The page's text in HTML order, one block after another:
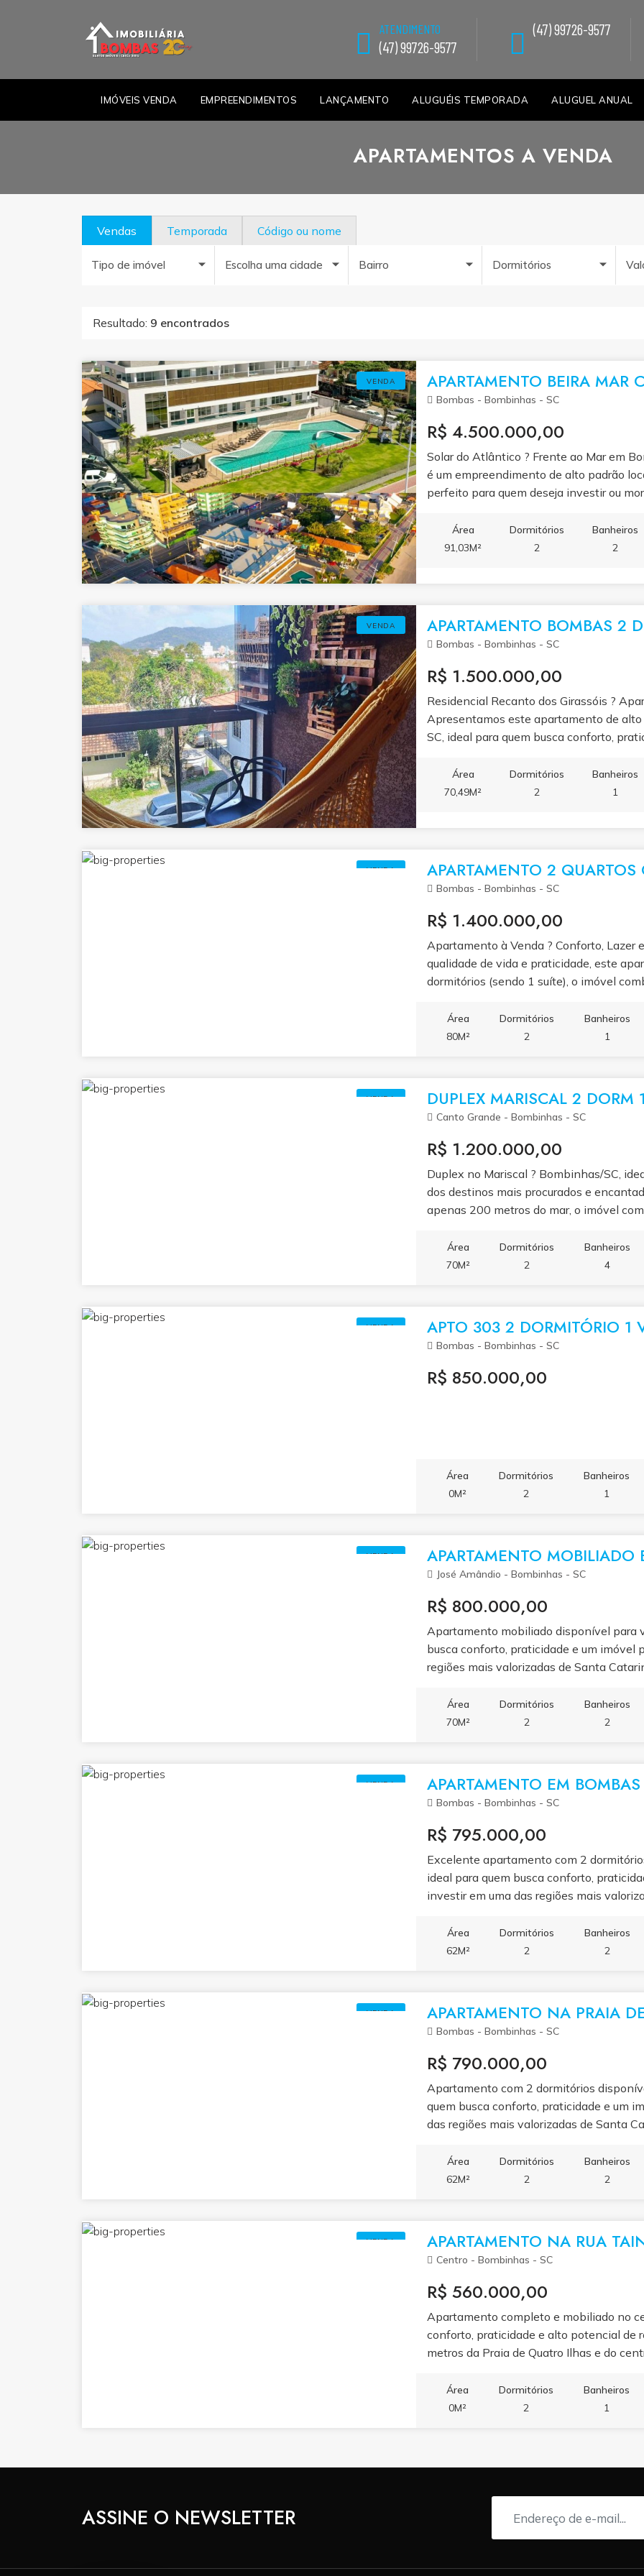
ATENDIMENTO
(47) 99726-9577
(47) 99726-9577
IMÓVEIS VENDA EMPREENDIMENTOS LANÇAMENTO ALUGUÉIS TEMPORADA ALUGUEL ANUAL
APARTAMENTOS A VENDA
Vendas Temporada Código ou nome
Tipo de imóvel Escolha uma cidade Bairro Dormitórios
Resultado: 9 encontrados
VENDA APARTAMENTO BEIRA MAR
Bombas - Bombinhas - SC
R$ 4.500.000,00
Solar do Atlântico ? Frente ao Mar em
é um empreendimento de alto padrão
perfeito para quem deseja investir ou
mar, este imóvel une conforto,
mar Piscinas Adulto e infantil
Área
91,03M²
Dormitórios
2
Banheiros
2
VENDA APARTAMENTO BOMBAS 2
Bombas - Bombinhas - SC
R$ 1.500.000,00
Residencial Recanto dos Girassóis ?
Apresentamos este apartamento de
SC, ideal para quem busca conforto,
oferece facilidade de acesso e
do litoral catarinense. Com 70,49m² de
completa oferece um espaço perfeito
apartamento conta com ar-
Recanto dos Girassóis combina
sofisticação. Este imóvel é ideal tanto
temporada, apresentando excelente
quem busca investir em um dos
Área
70,49M²
Dormitórios
2
Banheiros
1
VENDA APARTAMENTO 2
Bombas - Bombinhas - SC
R$ 1.400.000,00
Apartamento à Venda ? Conforto, Lazer
qualidade de vida e praticidade, este
dormitórios (sendo 1 suíte), o imóvel
Catarina. Localizado em condomínio
salão de festas e áreas de lazer
Área
80M²
Dormitórios
2
Banheiros
1
VENDA DUPLEX MARISCAL 2 DORM
Canto Grande - Bombinhas - SC
R$ 1.200.000,00
Duplex no Mariscal ? Bombinhas/SC,
dos destinos mais procurados e
apenas 200 metros do mar, o imóvel
região. O duplex conta com 2 suítes
padrão, varanda com churrasqueira,
70m² de área privativa, o imóvel possui
ventilação natural, garantindo conforto
venda: R$ 1.200.000,00 📍 Localização:
Área
70M²
Dormitórios
2
Banheiros
4
VENDA APTO 303 2 DORMITÓRIO 1
Bombas - Bombinhas - SC
R$ 850.000,00
Área
0M²
Dormitórios
2
Banheiros
1
VENDA APARTAMENTO
José Amândio - Bombinhas - SC
R$ 800.000,00
Apartamento mobiliado disponível para
busca conforto, praticidade e um imóvel
regiões mais valorizadas de Santa
lavanderia independente, sacada com
Totalmente mobiliado e pronto para
de venda: R$ 750.000,00. Entre em
detalhes sobre este excelente imóvel
Área
70M²
Dormitórios
2
Banheiros
2
VENDA APARTAMENTO EM
Bombas - Bombinhas - SC
R$ 795.000,00
Excelente apartamento com 2
ideal para quem busca conforto,
investir em uma das regiões mais
lavanderia, sacada com churrasqueira e
área de lazer completa com piscina e
excelente oportunidade.
Área
62M²
Dormitórios
2
Banheiros
2
VENDA APARTAMENTO NA PRAIA
Bombas - Bombinhas - SC
R$ 790.000,00
Apartamento com 2 dormitórios
quem busca conforto, praticidade e um
das regiões mais valorizadas de Santa
banheiro social e uma ampla sacada
lazer. Com 62m² de área privativa, o
saber mais.
Área
62M²
Dormitórios
2
Banheiros
2
VENDA APARTAMENTO NA RUA
Centro - Bombinhas - SC
R$ 560.000,00
Apartamento completo e mobiliado no
conforto, praticidade e alto potencial de
metros da Praia de Quatro Ilhas e do
com TV de 55? e ar-condicionado split
cooktop, geladeira, forno micro-ondas e
aproximadamente R$ 40.000,00 ao
temporada de 2026.
Área
0M²
Dormitórios
2
Banheiros
1
ASSINE O NEWSLETTER